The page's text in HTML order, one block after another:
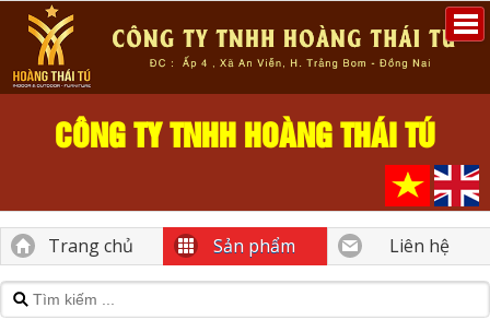
CÔNG TY TNHH HOÀNG THÁI TÚ
Trang chủ Sản phẩm Liên hệ